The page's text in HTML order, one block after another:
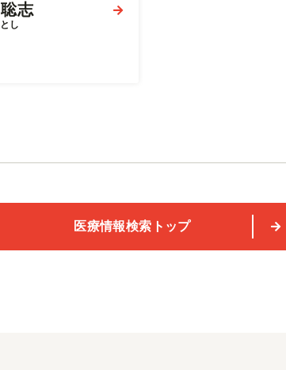
志
し
医療情報検索トップ